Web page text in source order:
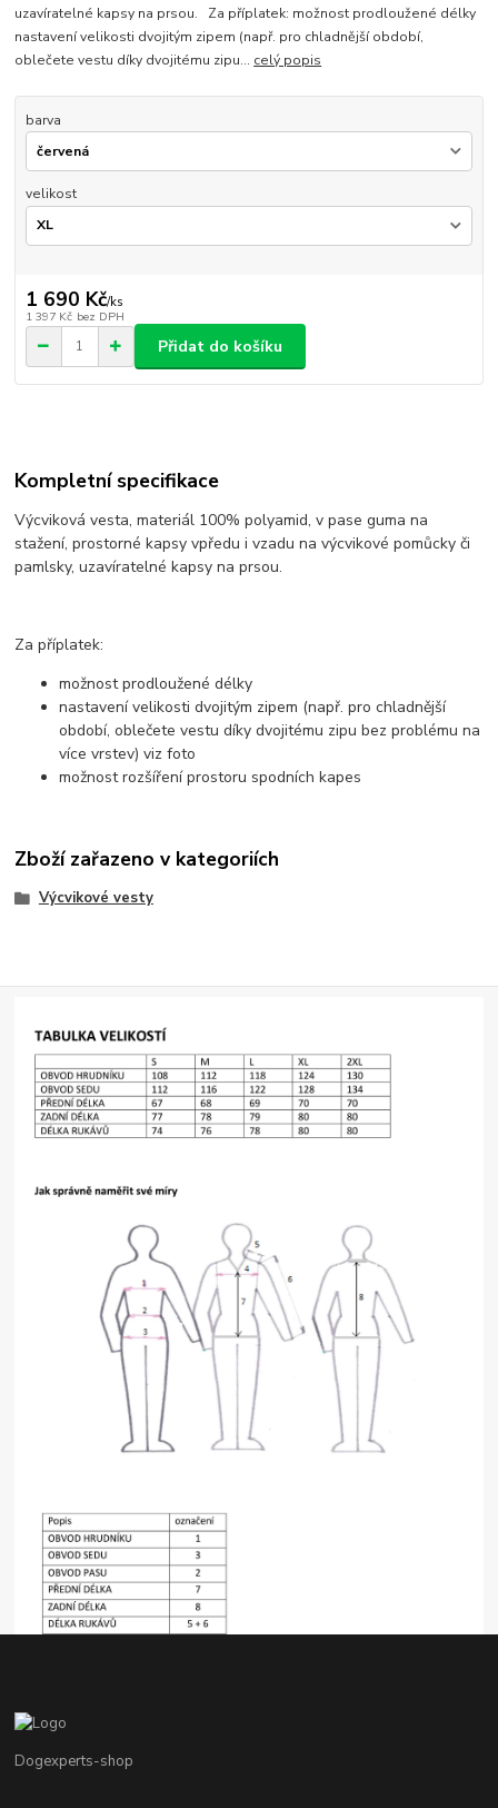
uzavíratelné kapsy na prsou. Za příplatek: možnost prodloužené délky
nastavení velikosti dvojitým zipem (např. pro chladnější období,
oblečete vestu díky dvojitému zipu... celý popis
barva
velikost
1 690 Kč/ks
1 397 Kč bez DPH
Přidat do košíku
Kompletní specifikace
Výcviková vesta, materiál 100% polyamid, v pase guma na
stažení, prostorné kapsy vpředu i vzadu na výcvikové pomůcky či
pamlsky, uzavíratelné kapsy na prsou.
Za příplatek:
možnost prodloužené délky
nastavení velikosti dvojitým zipem (např. pro chladnější
období, oblečete vestu díky dvojitému zipu bez problému na
více vrstev) viz foto
možnost rozšíření prostoru spodních kapes
Zboží zařazeno v kategoriích
Výcvikové vesty
Dogexperts-shop